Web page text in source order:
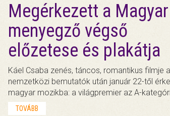
Megérkezett a Magyar
menyegző végső
előzetese és plakátja
Káel Csaba zenés, táncos, romantikus filmje a
nemzetközi bemutatók után január 22-től
magyar mozikba: a világpremier az A-
TOVÁBB